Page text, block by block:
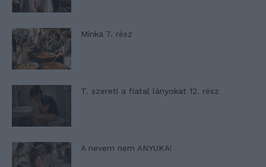
Minka 7. rész
T. szereti a fiatal lányokat 12. rész
A nevem nem ANYUKA!